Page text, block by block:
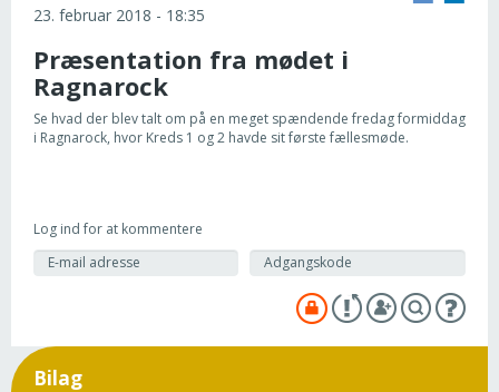
23. februar 2018 - 18:35
Præsentation fra mødet i
Ragnarock
Se hvad der blev talt om på en meget spændende fredag formiddag
i Ragnarock, hvor Kreds 1 og 2 havde sit første fællesmøde.
Log ind for at kommentere
Bilag